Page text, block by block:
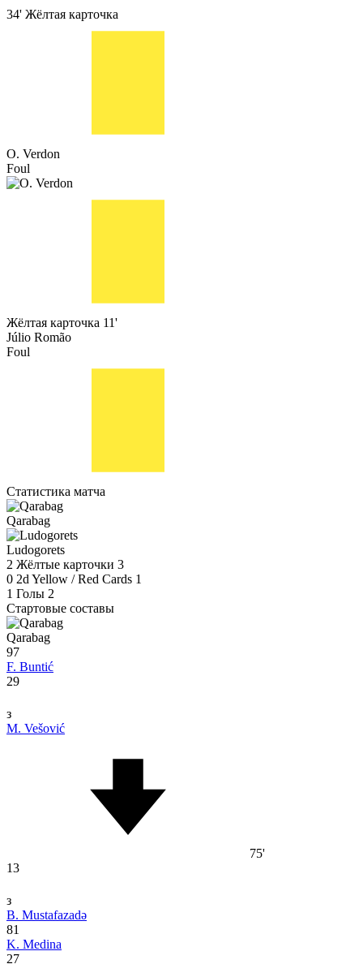
34' Жёлтая карточка
O. Verdon
Foul
Жёлтая карточка 11'
Júlio Romão
Foul
Статистика матча
Qarabag
Ludogorets
2 Жёлтые карточки 3
0 2d Yellow / Red Cards 1
1 Голы 2
Стартовые составы
Qarabag
97
F. Buntić
29
з
M. Vešović
75'
13
з
B. Mustafazadə
81
K. Medina
27